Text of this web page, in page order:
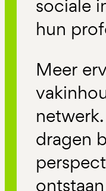
sociale
hun
Meer
dragen